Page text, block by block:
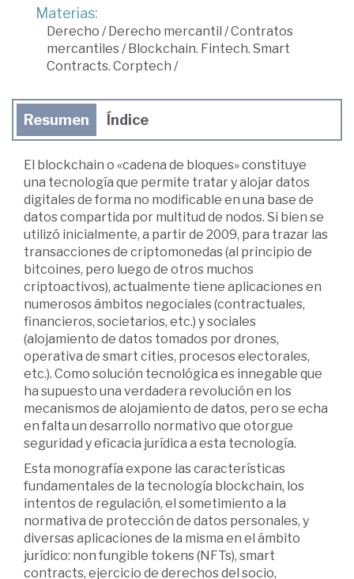
Materias:
Derecho /Derecho mercantil /Contratos
mercantiles/Blockchain. Fintech. Smart
Contracts. Corptech /
Resumen Índice
El blockchain o «cadena de bloques» constituye
una tecnología que permite tratar y alojar datos
digitales de forma no modificable en una base de
datos compartida por multitud de nodos. Si bien se
utilizó inicialmente, a partir de 2009, para trazar las
transacciones de criptomonedas (al principio de
bitcoines, pero luego de otros muchos
criptoactivos), actualmente tiene aplicaciones en
numerosos ámbitos negociales (contractuales,
financieros, societarios, etc.) y sociales
(alojamiento de datos tomados por drones,
operativa de smart cities, procesos electorales,
etc.). Como solución tecnológica es innegable que
ha supuesto una verdadera revolución en los
mecanismos de alojamiento de datos, pero se echa
en falta un desarrollo normativo que otorgue
seguridad y eficacia jurídica a esta tecnología.
Esta monografía expone las características
fundamentales de la tecnología blockchain, los
intentos de regulación, el sometimiento a la
normativa de protección de datos personales, y
diversas aplicaciones de la misma en el ámbito
jurídico: non fungible tokens (NFTs), smart
contracts, ejercicio de derechos del socio,